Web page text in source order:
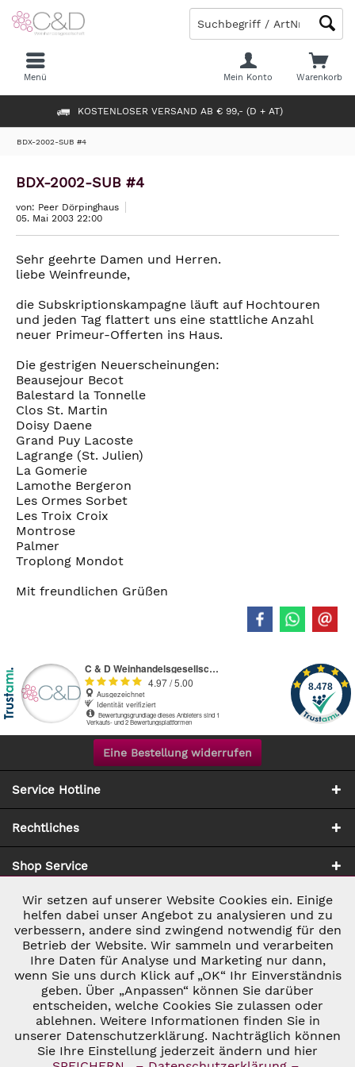
KOSTENLOSER VERSAND AB € 99,- (D + AT)
Warenkorb
Mein Konto
Menü
BDX-2002-SUB #4
BDX-2002-SUB #4
von: Peer Dörpinghaus
05. Mai 2003 22:00
Sehr geehrte Damen und Herren.
liebe Weinfreunde,
die Subskriptionskampagne läuft auf Hochtouren
und jeden Tag flattert uns eine stattliche Anzahl
neuer Primeur-Offerten ins Haus.
Die gestrigen Neuerscheinungen:
Beausejour Becot
Balestard la Tonnelle
Clos St. Martin
Doisy Daene
Grand Puy Lacoste
Lagrange (St. Julien)
La Gomerie
Lamothe Bergeron
Les Ormes Sorbet
Les Troix Croix
Montrose
Palmer
Troplong Mondot
Mit freundlichen Grüßen
Eine Bestellung widerrufen
Service Hotline
Rechtliches
Shop Service
Zahlung & Versand
* ALLE PREISE INKL. GESETZL. UMSATZSTEUER ZZGL.
VERSANDKOSTEN UND GGF. NACHNAHMEGEBÜHREN, WENN NICHT
ANDERS BESCHRIEBEN
© 2026 C&D WEINHANDEL - ALL RIGHTS RESERVED. THEME BY
Notwendig Aktiv
Marketing Inaktiv
Tracking Inaktiv
Personalisierung Inaktiv
Wir setzen auf unserer Website Cookies ein. Einige
helfen dabei unser Angebot zu analysieren und zu
verbessern, andere sind zwingend notwendig für den
Betrieb der Website. Wir sammeln und verarbeiten
Ihre Daten für Analyse und Marketing nur dann,
wenn Sie uns durch Klick auf „OK“ Ihr Einverständnis
geben. Über „Anpassen“ können Sie darüber
entscheiden, welche Cookies Sie zulassen oder
ablehnen. Weitere Informationen finden Sie in
unserer Datenschutzerklärung. Nachträglich können
Sie Ihre Einstellung jederzeit ändern und hier